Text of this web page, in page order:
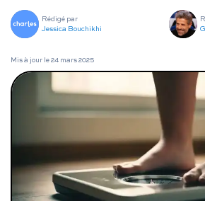
Fertilité masculine
Chute de cheveux
Programmes digitaux
Comment ça marche ?
Notre approche médicale
Rédigé par
Jessica Bouchikhi
Mis à jour le24 mars 2025